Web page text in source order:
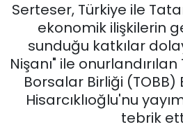
Serteser, Türkiye ile
ekonomik ilişkilerin
sunduğu katkılar
Nişanı" ile
Borsalar Birliği (TOBB)
Hisarcıklıoğlu'nu
tebrik
EĞİTİM
MAGAZİN
SAĞLIK
Son Dakika Haberleri
Haber Arşivi